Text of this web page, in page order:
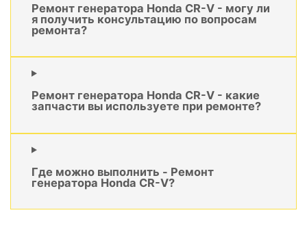
Ремонт генератора Honda CR-V - могу ли
я получить консультацию по вопросам
ремонта?
Ремонт генератора Honda CR-V - какие
запчасти вы используете при ремонте?
Где можно выполнить - Ремонт
генератора Honda CR-V?